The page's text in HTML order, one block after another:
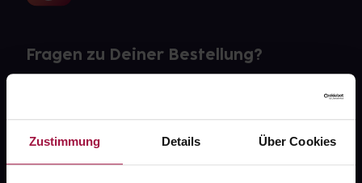
Zustimmung Details Über Cookies
Fragen zu Deiner Bestellung?